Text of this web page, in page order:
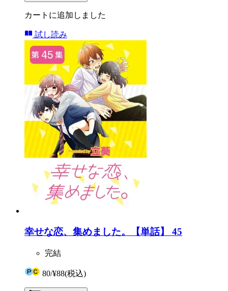
カートに追加しました
試し読み
幸せな恋、集めました。【単話】 45
完結
80/¥88(税込)